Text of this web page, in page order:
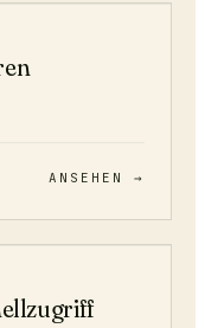
ANSEHEN →